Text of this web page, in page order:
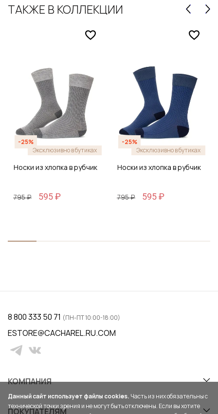
ТАКЖЕ В КОЛЛЕКЦИИ
-25%
Эксклюзивно в бутиках
Носки из хлопка в рубчик
795 ₽ 595 ₽
-25%
Эксклюзивно в бутиках
Носки из хлопка в рубчик
795 ₽ 595 ₽
КОМПАНИЯ
ПОКУПАТЕЛЯМ
8 800 333 50 71 (ПН-ПТ 10:00-18:00)
ESTORE@CACHAREL.RU.COM
Данный сайт использует файлы cookies. Часть из них обязательны с
технической точки зрения и не могут быть отключены. Если вы хотите